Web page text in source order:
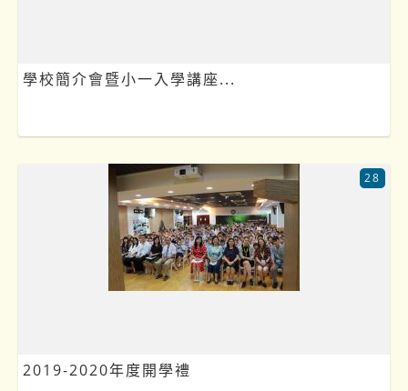
學校簡介會暨小一入學講座...
2019-2020年度開學禮
28